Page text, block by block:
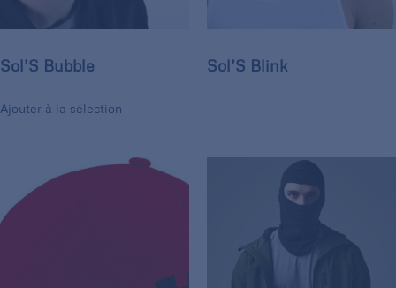
Sol’S Bubble
Ajouter à la sélection
Sol’S Blink